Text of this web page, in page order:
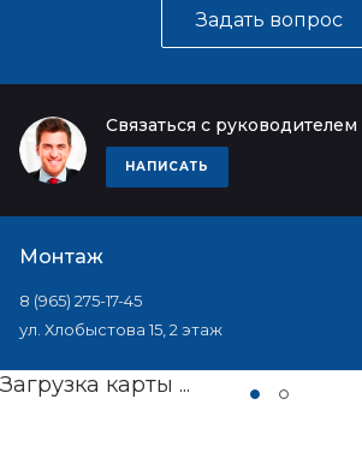
Задать вопрос
Связаться с руководителем
НАПИСАТЬ
Монтаж
8 (965) 275-17-45
ул. Хлобыстова 15, 2 этаж
Загрузка карты ...